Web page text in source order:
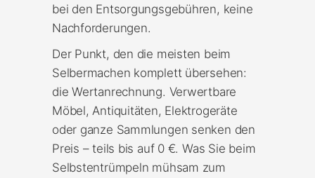
bei den Entsorgungsgebühren, keine
Nachforderungen.
Der Punkt, den die meisten beim
Selbermachen komplett übersehen:
die Wertanrechnung. Verwertbare
Möbel, Antiquitäten, Elektrogeräte
oder ganze Sammlungen senken den
Preis – teils bis auf 0 €. Was Sie beim
Selbstentrümpeln mühsam zum